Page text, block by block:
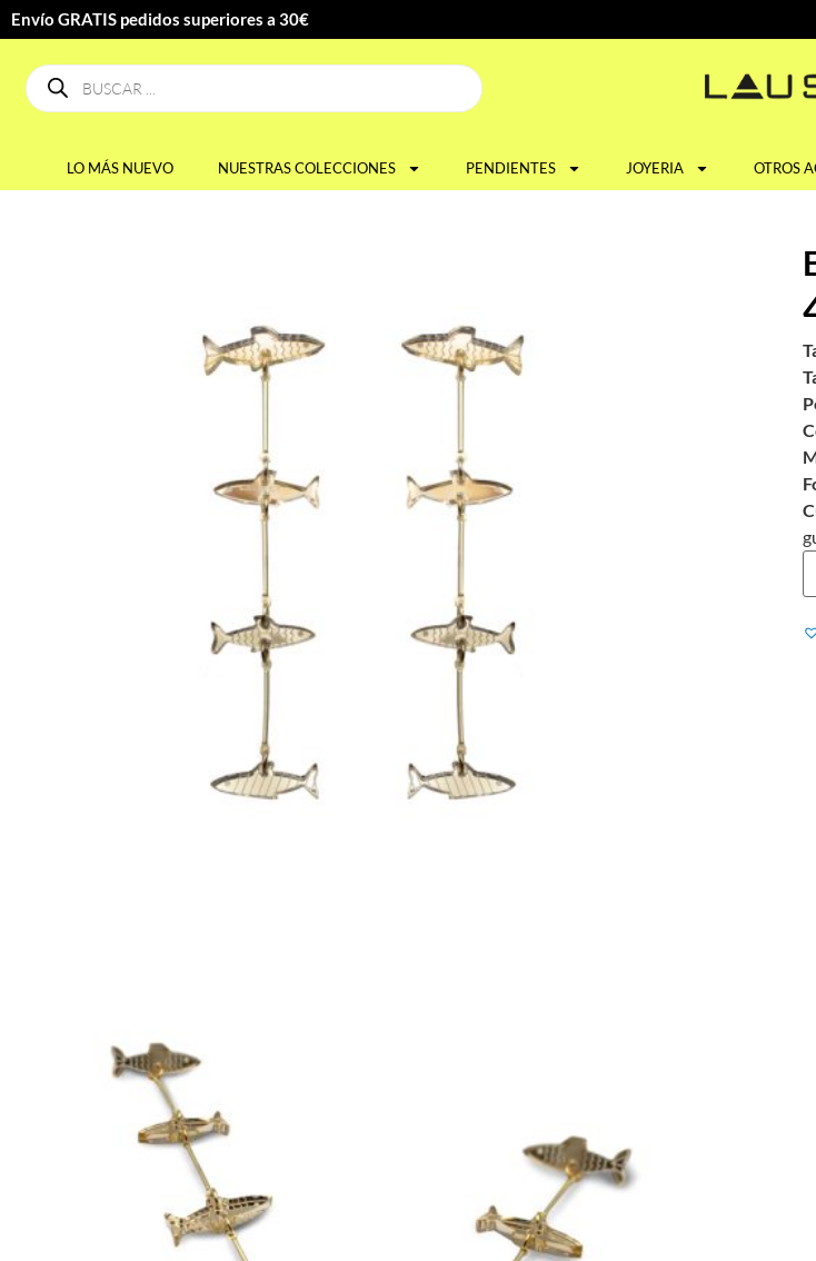
Envío GRATIS pedidos superiores a 30€
LO MÁS NUEVO NUESTRAS COLECCIONES PENDIENTES JOYERIA OTROS